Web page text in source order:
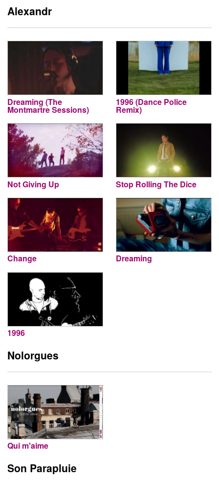
Alexandr
Dreaming (The
Montmartre Sessions)
1996 (Dance Police
Remix)
Not Giving Up Stop Rolling The Dice
Change Dreaming
1996
Nolorgues
Qui m'aime
Son Parapluie